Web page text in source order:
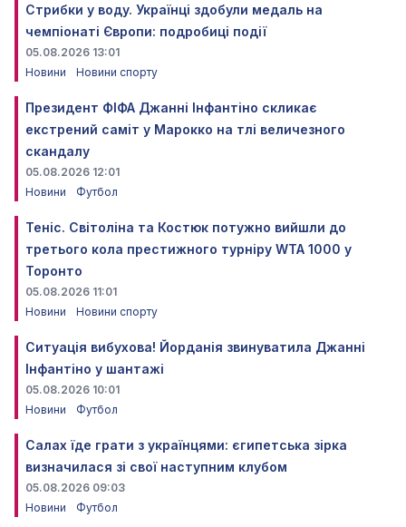
Стрибки у воду. Українці здобули медаль на
чемпіонаті Європи: подробиці події
05.08.2026 13:01
Новини
Новини спорту
Президент ФІФА Джанні Інфантіно скликає
екстрений саміт у Марокко на тлі величезного
скандалу
05.08.2026 12:01
Новини
Футбол
Теніс. Світоліна та Костюк потужно вийшли до
третього кола престижного турніру WTA 1000 у
Торонто
05.08.2026 11:01
Новини
Новини спорту
Ситуація вибухова! Йорданія звинуватила Джанні
Інфантіно у шантажі
05.08.2026 10:01
Новини
Футбол
Салах їде грати з українцями: єгипетська зірка
визначилася зі свої наступним клубом
05.08.2026 09:03
Новини
Футбол